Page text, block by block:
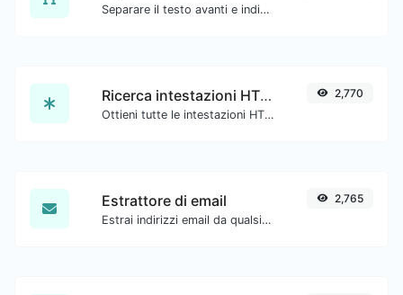
Separare il testo avanti e indietro con nuove righe, virgole, punti... ecc.
Ricerca intestazioni HTTP
Ottieni tutte le intestazioni HTTP che un URL restituisce per una tipica richiesta GET.
2,770
Estrattore di email
Estrai indirizzi email da qualsiasi tipo di contenuto testuale.
2,765